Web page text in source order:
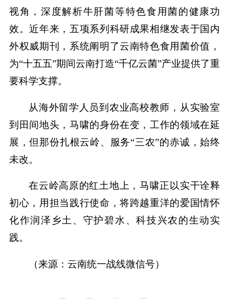
视角，深度解析牛肝菌等特色食用菌的健康功
效。近年来，五项系列科研成果相继发表于国内
外权威期刊，系统阐明了云南特色食用菌价值，
为“十五五”期间云南打造“千亿云菌”产业提供了重
要科学支撑。
从海外留学人员到农业高校教师，从实验室
到田间地头，马啸的身份在变，工作的领域在延
展，但那份扎根云岭、服务“三农”的赤诚，始终
未改。
在云岭高原的红土地上，马啸正以实干诠释
初心，用担当践行使命，将跨越重洋的爱国情怀
化作润泽乡土、守护碧水、科技兴农的生动实
践。
（来源：云南统一战线微信号）